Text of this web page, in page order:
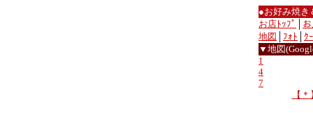
●お好み焼
お店ﾄｯﾌﾟ
地図
ﾌｫﾄ
ｸ
▼地図
1
4
7
【